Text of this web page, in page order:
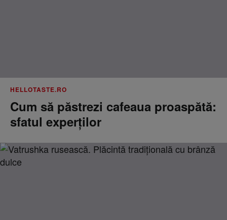
HELLOTASTE.RO
Cum să păstrezi cafeaua proaspătă:
sfatul experților